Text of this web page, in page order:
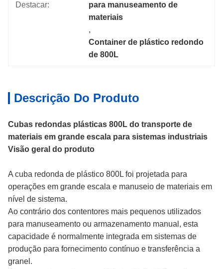
Destacar:
para manuseamento de
materiais
,
Container de plástico redondo
de 800L
Descrição Do Produto
Cubas redondas plásticas 800L do transporte de
materiais em grande escala para sistemas industriais
Visão geral do produto
A cuba redonda de plástico 800L foi projetada para
operações em grande escala e manuseio de materiais em
nível de sistema.
Ao contrário dos contentores mais pequenos utilizados
para manuseamento ou armazenamento manual, esta
capacidade é normalmente integrada em sistemas de
produção para fornecimento contínuo e transferência a
granel.